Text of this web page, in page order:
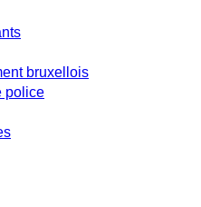
bruxellois
police